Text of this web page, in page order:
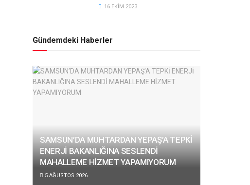
16 EKIM 2023
Gündemdeki Haberler
SAMSUN’DA MUHTARDAN YEPAŞ’A TEPKİ
ENERJİ BAKANLIĞINA SESLENDİ
MAHALLEME HİZMET YAPAMIYORUM
5 AĞUSTOS 2026